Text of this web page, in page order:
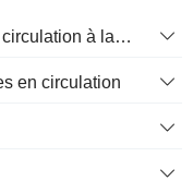
ECS Nombre total d'actions en circulation à la date de dépôt
en circulation